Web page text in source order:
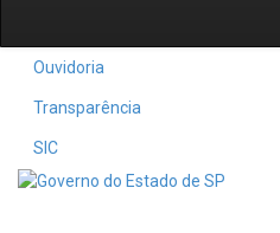
Ouvidoria
Transparência
SIC